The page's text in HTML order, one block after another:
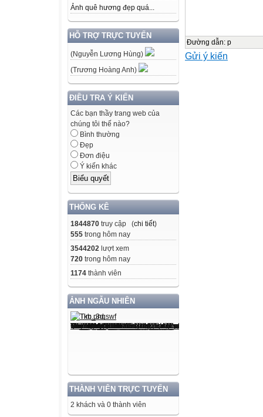
Ảnh quê hương đẹp quá...
HỖ TRỢ TRỰC TUYẾN
(Nguyễn Lương Hùng)
(Trương Hoàng Anh)
ĐIỀU TRA Ý KIẾN
Các bạn thầy trang web của
chúng tôi thế nào?
Bình thường
Đẹp
Đơn điệu
Ý kiến khác
THỐNG KÊ
1844870 truy cập (chi tiết)
555 trong hôm nay
3544202 lượt xem
720 trong hôm nay
1174 thành viên
ẢNH NGẪU NHIÊN
THÀNH VIÊN TRỰC TUYẾN
2 khách và 0 thành viên
Hướng dẫn
Các em xem
Đường dẫn: p
Gửi ý kiến